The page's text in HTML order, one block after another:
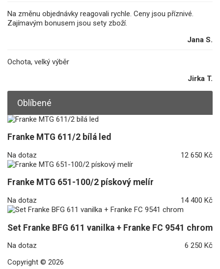
Na změnu objednávky reagovali rychle. Ceny jsou příznivé.
Zajímavým bonusem jsou sety zboží.
Jana S.
Ochota, velký výběr
Jirka T.
Oblíbené
Franke MTG 611/2 bílá led
Na dotaz 12 650 Kč
Franke MTG 651-100/2 pískový melír
Na dotaz 14 400 Kč
Set Franke BFG 611 vanilka + Franke FC 9541 chrom
Na dotaz
6 250 Kč
Copyright © 2026